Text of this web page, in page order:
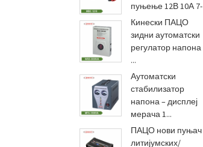
пуњење 12В 10А 7-
степени...
Кинески ПАЦО
зидни аутоматски
регулатор напона
...
Аутоматски
стабилизатор
напона – дисплеј
мерача 1...
ПАЦО нови пуњач
литијумских/